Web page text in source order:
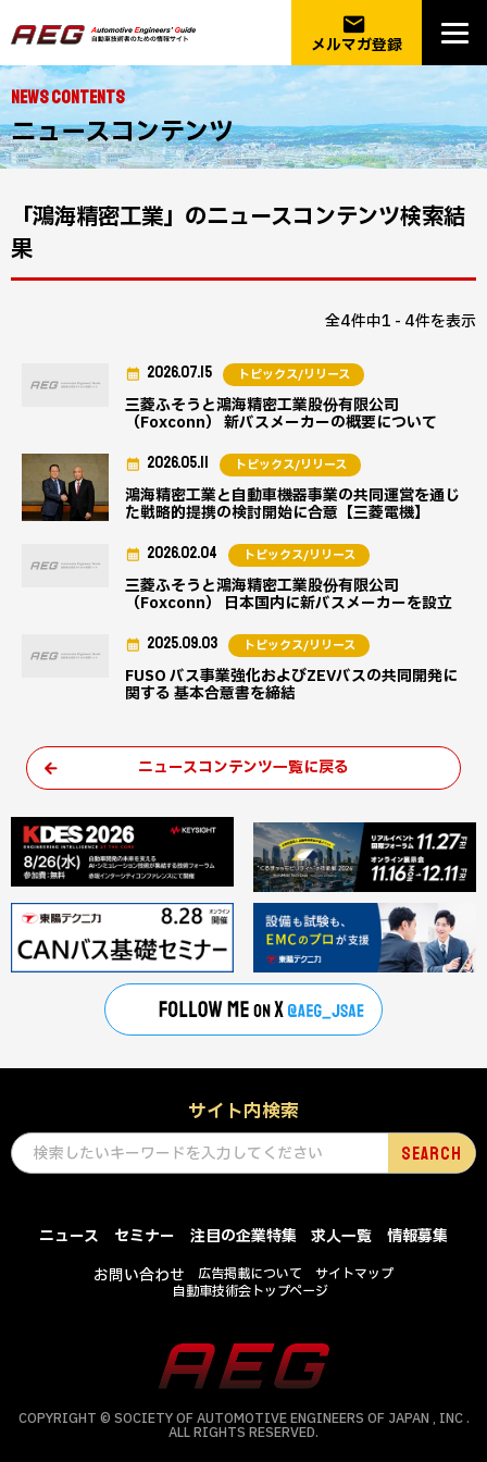
email
メルマガ登録
NEWS CONTENTS
ニュースコンテンツ
「鴻海精密工業」のニュースコンテンツ検索結
果
全4件中1 - 4件を表示
三菱ふそうと鴻海精密工業股份有限公司
（Foxconn） 新バスメーカーの概要について
2026.07.15 トピックス/リリース
鴻海精密工業と自動車機器事業の共同運営を通じ
た戦略的提携の検討開始に合意【三菱電機】
2026.05.11 トピックス/リリース
三菱ふそうと鴻海精密工業股份有限公司
（Foxconn） 日本国内に新バスメーカーを設立
2026.02.04 トピックス/リリース
FUSO バス事業強化およびZEVバスの共同開発に
関する 基本合意書を締結
2025.09.03 トピックス/リリース
ニュースコンテンツ一覧に戻る
サイト内検索
ニュース セミナー 注目の企業特集 求人一覧
情報募集
お問い合わせ
広告掲載について
サイトマップ
自動車技術会トップページ
COPYRIGHT © SOCIETY OF AUTOMOTIVE ENGINEERS OF JAPAN , INC .
ALL RIGHTS RESERVED.